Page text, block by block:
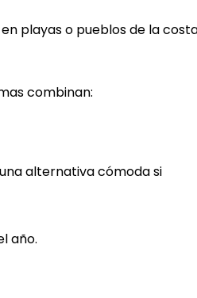
playas o pueblos de la
combinan:
alternativa cómoda si
año.